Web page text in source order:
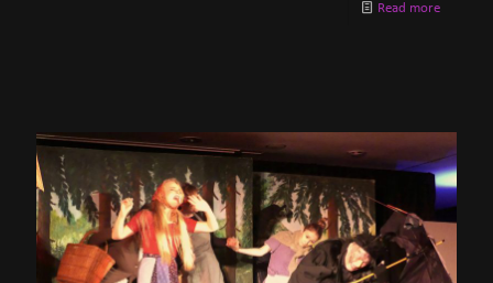
Read more